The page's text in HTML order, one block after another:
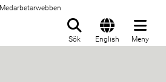
Medarbetarwebben
Sök English Meny